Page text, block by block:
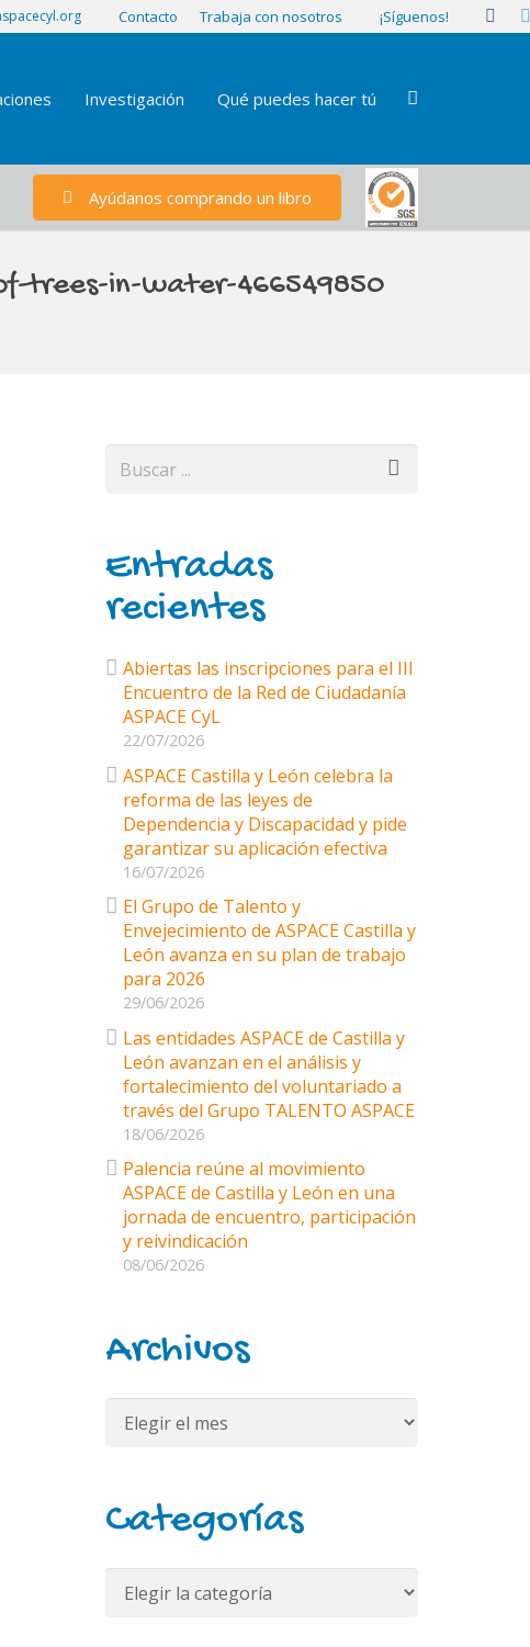
Contacto Trabaja con nosotros ¡Síguenos!
Investigación Qué puedes hacer tú
Ayúdanos comprando un libro
trees-in-water-466549850
Entradas
recientes
Abiertas las inscripciones para el III
Encuentro de la Red de Ciudadanía
ASPACE CyL
22/07/2026
ASPACE Castilla y León celebra la
reforma de las leyes de
Dependencia y Discapacidad y pide
garantizar su aplicación efectiva
16/07/2026
El Grupo de Talento y
Envejecimiento de ASPACE Castilla y
León avanza en su plan de trabajo
para 2026
29/06/2026
Las entidades ASPACE de Castilla y
León avanzan en el análisis y
fortalecimiento del voluntariado a
través del Grupo TALENTO ASPACE
18/06/2026
Palencia reúne al movimiento
ASPACE de Castilla y León en una
jornada de encuentro, participación
y reivindicación
08/06/2026
Archivos
Categorías